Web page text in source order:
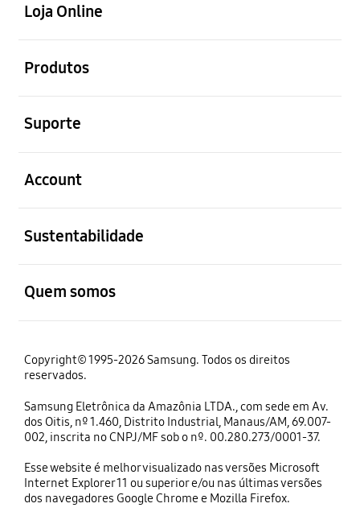
Loja Online
Produtos
Suporte
Account
Sustentabilidade
Quem somos
Copyright© 1995-2026 Samsung. Todos os direitos
reservados.
Samsung Eletrônica da Amazônia LTDA., com sede em Av.
dos Oitis, nº 1.460, Distrito Industrial, Manaus/AM, 69.007-
002, inscrita no CNPJ/MF sob o nº. 00.280.273/0001-37.
Esse website é melhor visualizado nas versões Microsoft
Internet Explorer 11 ou superior e/ou nas últimas versões
dos navegadores Google Chrome e Mozilla Firefox.